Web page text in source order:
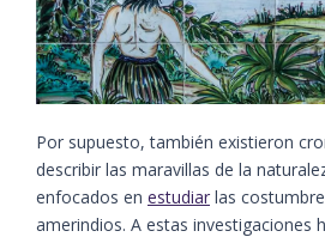
Por supuesto, también existieron
describir las maravillas de la
enfocados en estudiar las
amerindios. A estas investigaciones